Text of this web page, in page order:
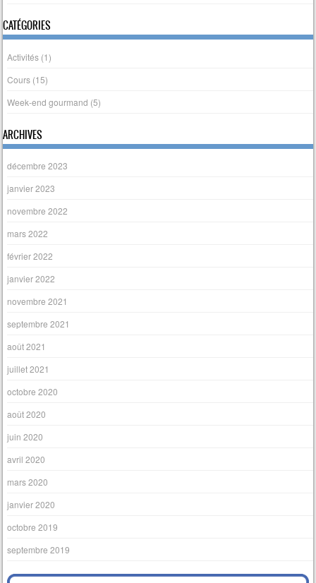
CATÉGORIES
Activités (1)
Cours (15)
Week-end gourmand (5)
ARCHIVES
décembre 2023
janvier 2023
novembre 2022
mars 2022
février 2022
janvier 2022
novembre 2021
septembre 2021
août 2021
juillet 2021
octobre 2020
août 2020
juin 2020
avril 2020
mars 2020
janvier 2020
octobre 2019
septembre 2019